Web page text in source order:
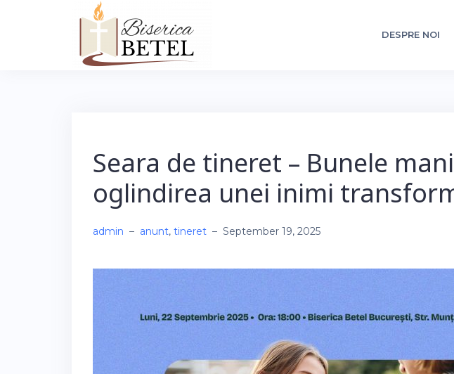
DESPRE NOI
Seara de tineret – Bunele
oglindirea unei inimi
admin – anunt, tineret – September 19, 2025